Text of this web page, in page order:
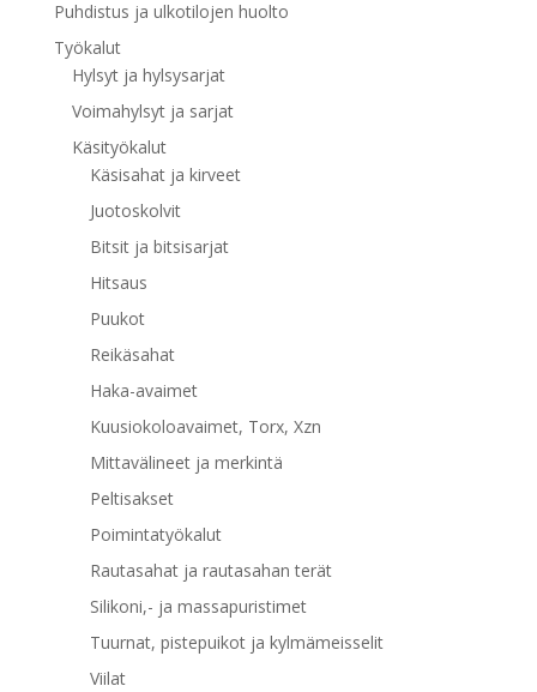
Puhdistus ja ulkotilojen huolto
Työkalut
Hylsyt ja hylsysarjat
Voimahylsyt ja sarjat
Käsityökalut
Käsisahat ja kirveet
Juotoskolvit
Bitsit ja bitsisarjat
Hitsaus
Puukot
Reikäsahat
Haka-avaimet
Kuusiokoloavaimet, Torx, Xzn
Mittavälineet ja merkintä
Peltisakset
Poimintatyökalut
Rautasahat ja rautasahan terät
Silikoni,- ja massapuristimet
Tuurnat, pistepuikot ja kylmämeisselit
Viilat